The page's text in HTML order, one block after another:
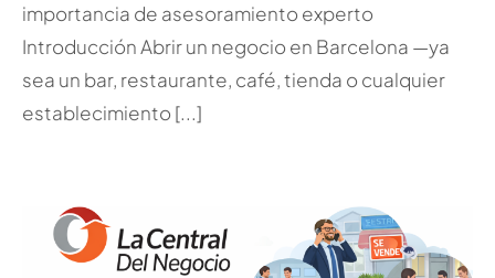
importancia de asesoramiento experto
Introducción Abrir un negocio en Barcelona —ya
sea un bar, restaurante, café, tienda o cualquier
establecimiento [...]